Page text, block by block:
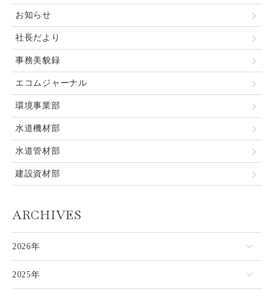
お知らせ
社長だより
事務美貌録
エコムジャーナル
環境事業部
水道機材部
水道管材部
建設資材部
ARCHIVES
2026年
2025年